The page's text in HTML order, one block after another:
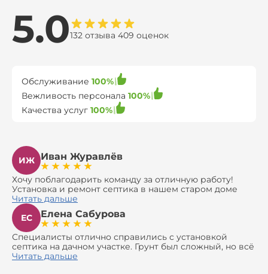
5.0132 отзыва 409 оценок
Обслуживание 100%
Вежливость персонала 100%
Качества услуг 100%
ИЖ Иван Журавлёв
Хочу поблагодарить команду за отличную работу!
Установка и ремонт септика в нашем старом доме
оказались сложной задачей, но ребята справились на
все 100%. Всё сделали аккуратно и профессионально.
Давали полезные рекомендации, не пытались
навязать ничего лишнего, помогли с выбором и
доставкой материалов, что позволило нам
сэкономить. Выполнили монтаж и демонтаж
оборудования, заменили трубы, обновили
Читать дальше
ЕС
Елена Сабурова
Специалисты отлично справились с установкой
септика на дачном участке. Грунт был сложный, но всё
сделали быстро и аккуратно. Помогли выбрать
Читать дальше